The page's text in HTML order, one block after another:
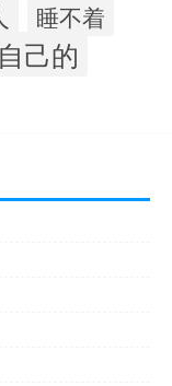
睡不着
自己的